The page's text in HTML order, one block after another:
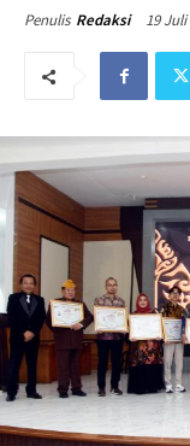
Penulis Redaksi 19 Juli